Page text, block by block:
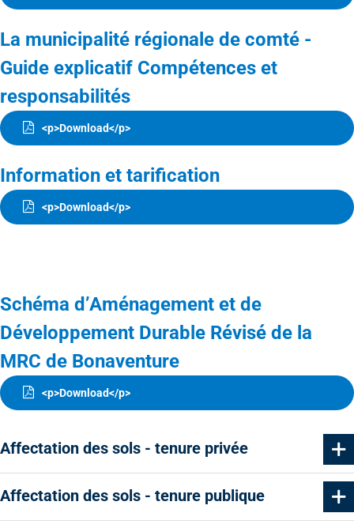
La municipalité régionale de comté -
Guide explicatif Compétences et
responsabilités
<p>Download</p>
Information et tarification
<p>Download</p>
Schéma d’Aménagement et de
Développement Durable Révisé de la
MRC de Bonaventure
<p>Download</p>
Affectation des sols - tenure privée
Affectation des sols - tenure publique